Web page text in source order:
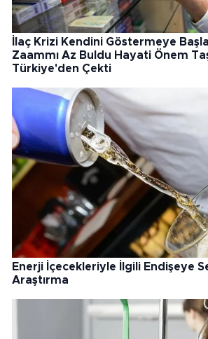
İlaç Krizi Kendini Göstermeye
Zaammı Az Buldu Hayati Önem
Türkiye'den Çekti
Enerji İçecekleriyle İlgili Endişeye
Araştırma